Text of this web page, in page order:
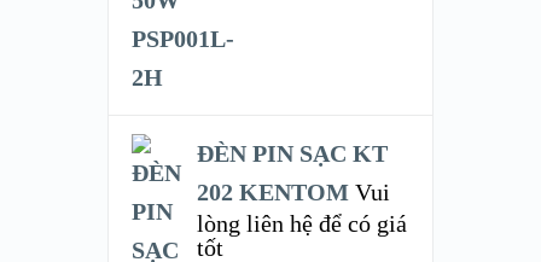
ĐÈN PIN SẠC KT
202 KENTOM Vui
lòng liên hệ để có giá
tốt